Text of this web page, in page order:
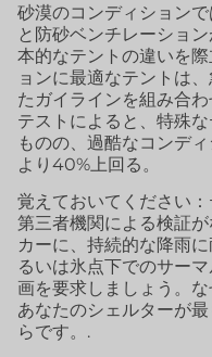
砂漠のコンディション
と防砂ベンチレーショ
本的なテントの違いを
ョンに最適なテントは
たガイラインを組み合
テストによると、特殊
ものの、過酷なコンデ
より40%上回る。
覚えておいてください
第三者機関による検証
カーに、持続的な降雨
るいは氷点下でのサー
画を要求しましょう。
あなたのシェルターが
らです。.